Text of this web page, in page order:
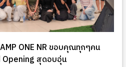
ONE NR ขอบคุณทุกๆคน
Opening สุดอบอุ่น